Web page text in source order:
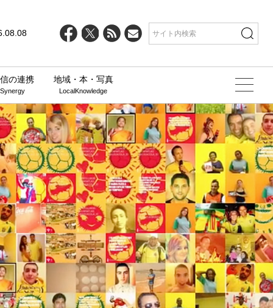
の連携 地域・本・写真
LocalKnowledge